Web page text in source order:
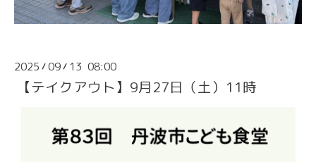
2025 /09/ 13 08:00
【テイクアウト】9月27日（土）11時